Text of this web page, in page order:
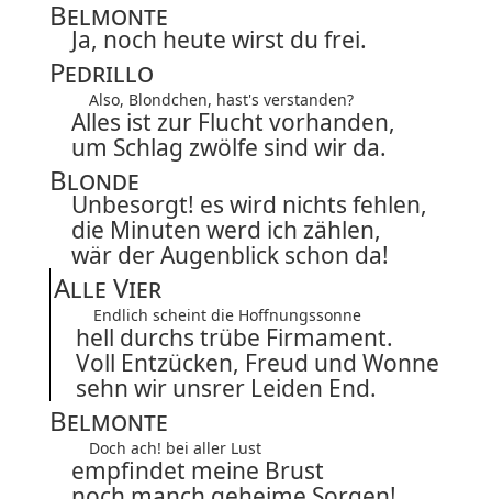
Belmonte
Ja, noch heute wirst du frei.
Pedrillo
Also, Blondchen, hast's verstanden?
Alles ist zur Flucht vorhanden,
um Schlag zwölfe sind wir da.
Blonde
Unbesorgt! es wird nichts fehlen,
die Minuten werd ich zählen,
wär der Augenblick schon da!
Alle Vier
Endlich scheint die Hoffnungssonne
hell durchs trübe Firmament.
Voll Entzücken, Freud und Wonne
sehn wir unsrer Leiden End.
Belmonte
Doch ach! bei aller Lust
empfindet meine Brust